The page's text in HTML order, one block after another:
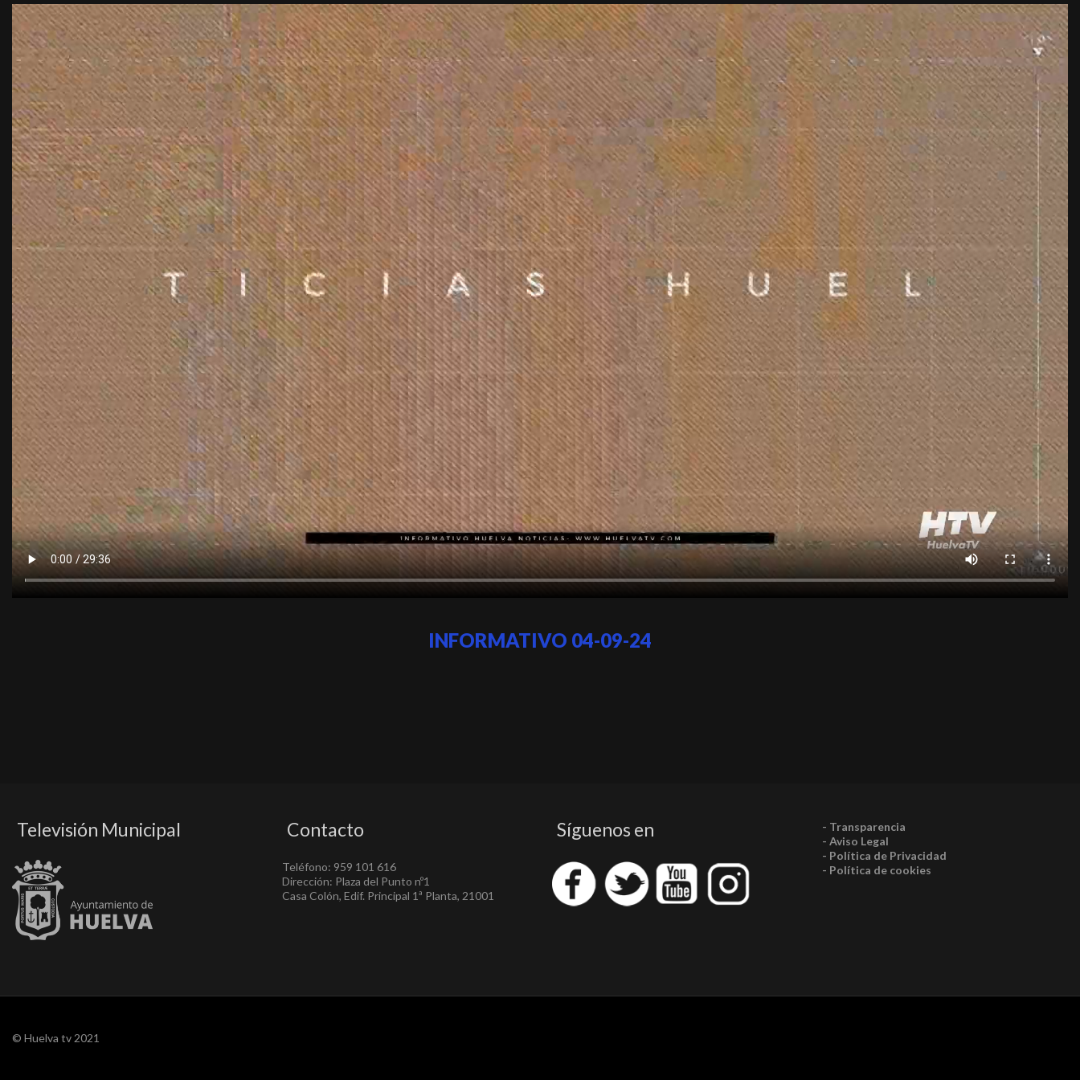
INFORMATIVO 04-09-24
Televisión Municipal Contacto
Teléfono: 959 101 616
Dirección: Plaza del Punto nº1
Casa Colón, Edif. Principal 1ª Planta, 21001
Síguenos en
- Transparencia
- Aviso Legal
- Política de Privacidad
- Política de cookies
© Huelva tv 2021